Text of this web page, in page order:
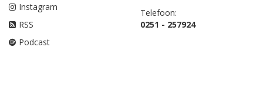
Instagram
RSS
Podcast
Telefoon:
0251 - 257924